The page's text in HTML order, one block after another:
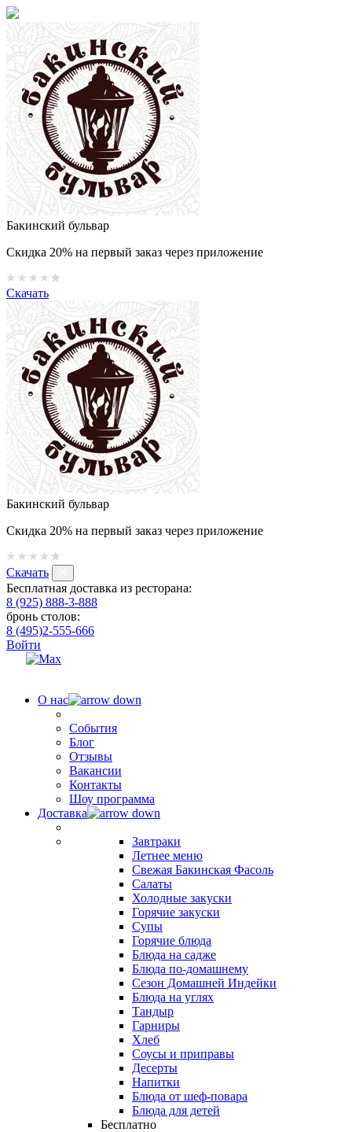
Бакинский бульвар
Скидка 20% на первый заказ через приложение
Скачать
Бакинский бульвар
Скидка 20% на первый заказ через приложение
Скачать
Бесплатная доставка из ресторана:
8 (925) 888-3-888
бронь столов:
8 (495)2-555-666
Войти
О нас
События
Блог
Отзывы
Вакансии
Контакты
Шоу программа
Доставка
Завтраки
Летнее меню
Свежая Бакинская Фасоль
Салаты
Холодные закуски
Горячие закуски
Супы
Горячие блюда
Блюда на садже
Блюда по-домашнему
Сезон Домашней Индейки
Блюда на углях
Тандыр
Гарниры
Хлеб
Соусы и приправы
Десерты
Напитки
Блюда от шеф-повара
Блюда для детей
Бесплатно